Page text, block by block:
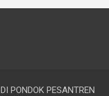
PONDOK PESANTREN